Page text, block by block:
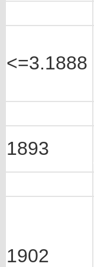
<=3.1888
1893
1902